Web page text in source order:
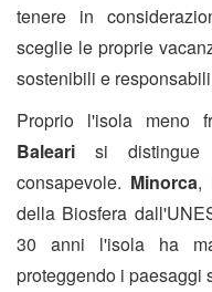
tenere in
sceglie le proprie
sostenibili e
Proprio l'isola meno
Baleari
si
consapevole. Minorca,
della Biosfera
30 anni l'isola ha
proteggendo i paesaggi